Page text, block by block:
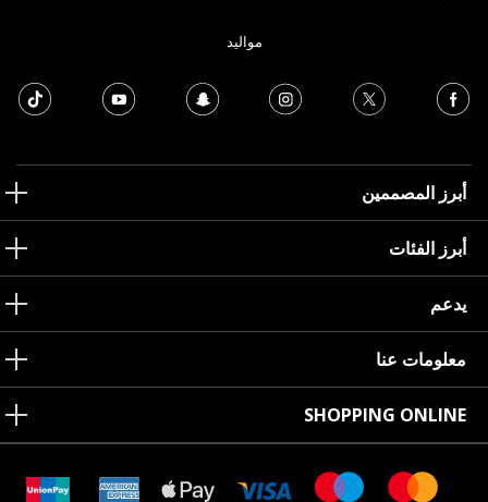
مواليد
أبرز المصممين
أبرز الفئات
يدعم
معلومات عنا
SHOPPING ONLINE